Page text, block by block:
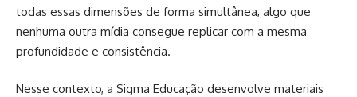
todas essas dimensões de forma simultânea, algo que
nenhuma outra mídia consegue replicar com a mesma
profundidade e consistência.
Nesse contexto, a Sigma Educação desenvolve materiais